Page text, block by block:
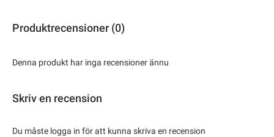
Produktrecensioner (0)
Denna produkt har inga recensioner ännu
Skriv en recension
Du måste logga in för att kunna skriva en recension